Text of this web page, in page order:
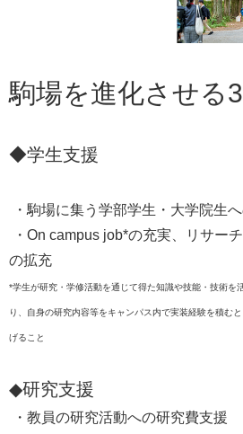
駒場を進化させる
◆学生支援
・駒場に集う学部学生・大学院生
・On campus job*の充実、リサー
の拡充
*学生が研究・学修活動を通じて得た知識や技能・技術を
り、自身の研究内容等をキャンパス内で実装経験を積む
げること
◆研究支援
・教員の研究活動への研究費支援